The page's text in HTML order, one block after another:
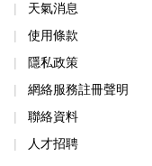
天氣消息
使用條款
隱私政策
網絡服務註冊聲明
聯絡資料
人才招聘